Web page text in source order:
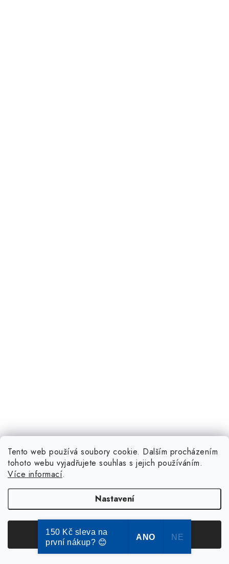
Tento web používá soubory cookie. Dalším procházením
tohoto webu vyjadřujete souhlas s jejich používáním.
Více informací.
Nastavení
Souhlasím
150 Kč sleva na
první nákup? 😊
ANO NE